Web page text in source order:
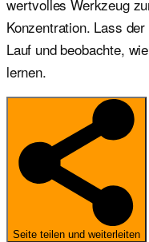
wertvolles Werkzeug
Konzentration. Lass
Lauf und beobachte,
lernen.
Seite teilen und weiterleiten